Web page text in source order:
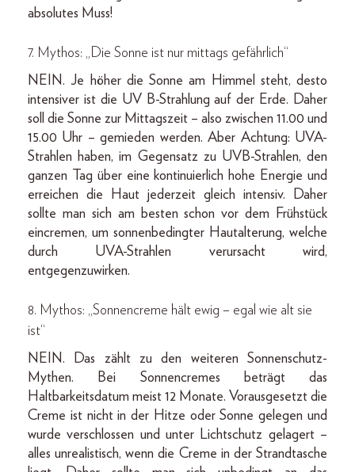
absolutes Muss!
7. Mythos: „Die Sonne ist nur mittags gefährlich“
NEIN. Je höher die Sonne am Himmel steht, desto
intensiver ist die UV B-Strahlung auf der Erde. Daher
soll die Sonne zur Mittagszeit – also zwischen 11.00 und
15.00 Uhr – gemieden werden. Aber Achtung: UVA-
Strahlen haben, im Gegensatz zu UVB-Strahlen, den
ganzen Tag über eine kontinuierlich hohe Energie und
erreichen die Haut jederzeit gleich intensiv. Daher
sollte man sich am besten schon vor dem Frühstück
eincremen, um sonnenbedingter Hautalterung, welche
durch UVA-Strahlen verursacht wird,
entgegenzuwirken.
8. Mythos: „Sonnencreme hält ewig – egal wie alt sie
ist“
NEIN. Das zählt zu den weiteren Sonnenschutz-
Mythen. Bei Sonnencremes beträgt das
Haltbarkeitsdatum meist 12 Monate. Vorausgesetzt die
Creme ist nicht in der Hitze oder Sonne gelegen und
wurde verschlossen und unter Lichtschutz gelagert –
alles unrealistisch, wenn die Creme in der Strandtasche